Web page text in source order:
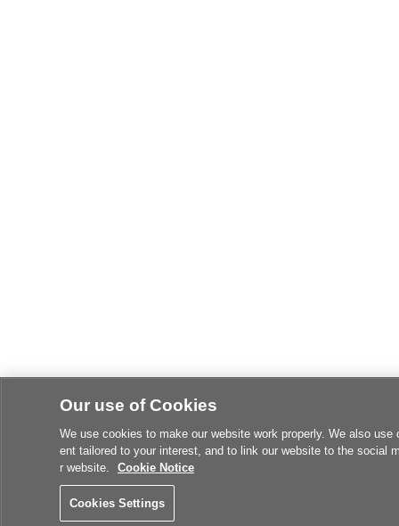
Our use of Cookies
We use cookies to make our website work properly. We also
ent tailored to your interest, and to link our website to the social
r website.
Cookie Notice
Cookies Settings